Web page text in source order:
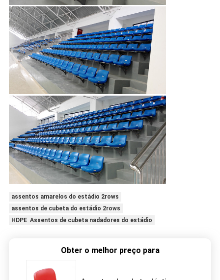
assentos amarelos do estádio 2rows
assentos de cubeta do estádio 2rows
HDPE Assentos de cubeta nadadores do estádio
Obter o melhor preço para